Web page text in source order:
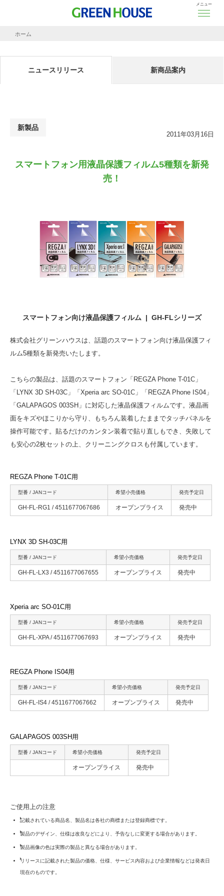
メニュー
ホーム
ニュースリリース 新商品案内
新製品
2011年03月16日
スマートフォン用液晶保護フィルム5種類を新発
売！
スマートフォン向け液晶保護フィルム | GH-FLシリーズ
株式会社グリーンハウスは、話題のスマートフォン向け液晶保護フィ
ルム5種類を新発売いたします。
こちらの製品は、話題のスマートフォン「REGZA Phone T-01C」
「LYNX 3D SH-03C」「Xperia arc SO-01C」「REGZA Phone IS04」
「GALAPAGOS 003SH」に対応した液晶保護フィルムです。液晶画
面をキズやほこりから守り、もちろん装着したままでタッチパネルを
操作可能です。貼るだけのカンタン装着で貼り直しもでき、失敗して
も安心の2枚セットの上、クリーニングクロスも付属しています。
REGZA Phone T-01C用
型番 / JANコード 希望小売価格 発売予定日
GH-FL-RG1 / 4511677067686 オープンプライス 発売中
LYNX 3D SH-03C用
型番 / JANコード 希望小売価格 発売予定日
GH-FL-LX3 / 4511677067655 オープンプライス 発売中
Xperia arc SO-01C用
型番 / JANコード 希望小売価格 発売予定日
GH-FL-XPA / 4511677067693 オープンプライス 発売中
REGZA Phone IS04用
型番 / JANコード 希望小売価格 発売予定日
GH-FL-IS4 / 4511677067662 オープンプライス 発売中
GALAPAGOS 003SH用
型番 / JANコード 希望小売価格 発売予定日
オープンプライス 発売中
ご使用上の注意
記載されている商品名、製品名は各社の商標または登録商標です。
製品のデザイン、仕様は改良などにより、予告なしに変更する場合があります。
製品画像の色は実際の製品と異なる場合があります。
リリースに記載された製品の価格、仕様、サービス内容および企業情報などは発表日
現在のものです。